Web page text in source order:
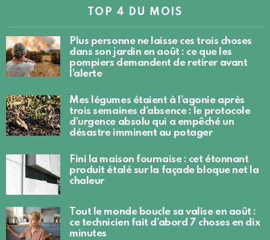
TOP 4 DU MOIS
Plus personne ne laisse ces trois choses
dans son jardin en août : ce que les
pompiers demandent de retirer avant
l’alerte
Mes légumes étaient à l’agonie après
trois semaines d’absence : le protocole
d’urgence absolu qui a empêché un
désastre imminent au potager
Fini la maison fournaise : cet étonnant
produit étalé sur la façade bloque net la
chaleur
Tout le monde boucle sa valise en août :
ce technicien fait d’abord 7 choses en dix
minutes